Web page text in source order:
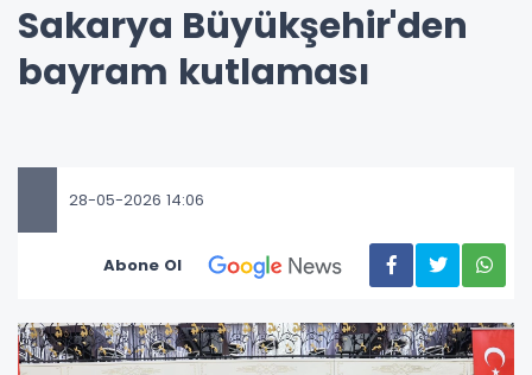
Sakarya Büyükşehir'den
bayram kutlaması
28-05-2026 14:06
Abone Ol